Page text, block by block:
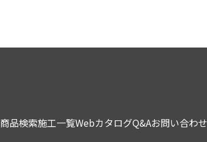
商品検索施工一覧WebカタログQ&Aお問い合わせ